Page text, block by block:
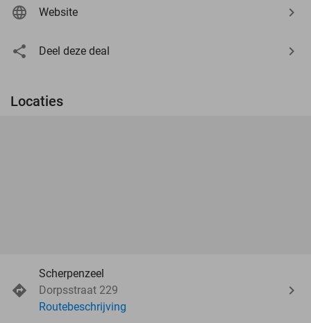
Website
Deel deze deal
Locaties
Scherpenzeel
Dorpsstraat 229
Routebeschrijving